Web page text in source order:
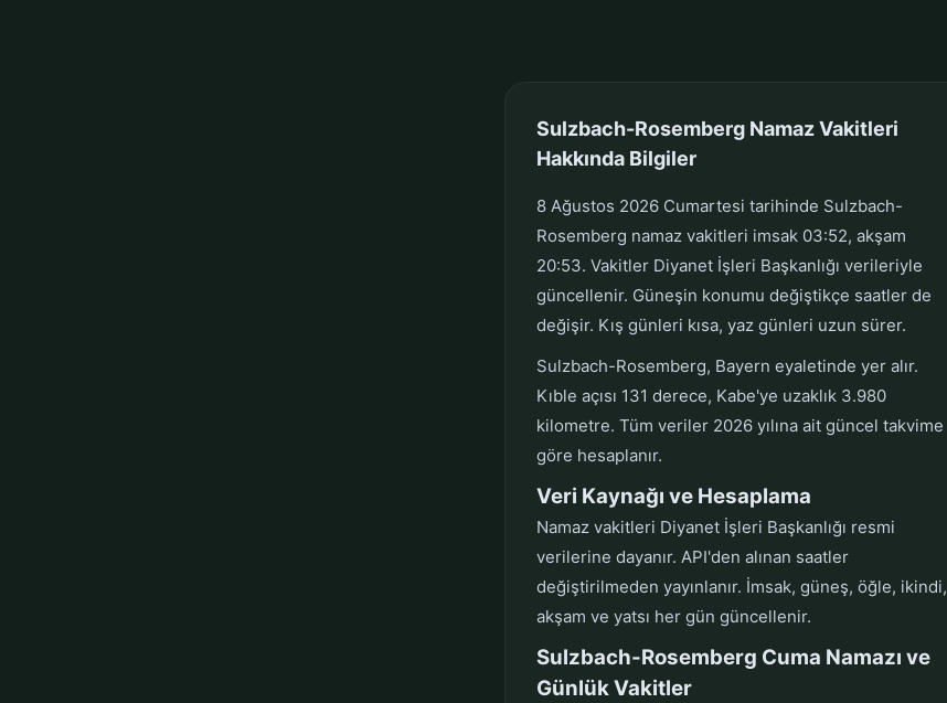
Sulzbach-Rosemberg Namaz Vakitleri
Hakkında Bilgiler
8 Ağustos 2026 Cumartesi tarihinde Sulzbach-
Rosemberg namaz vakitleri imsak 03:52, akşam
20:53. Vakitler Diyanet İşleri Başkanlığı verileriyle
güncellenir. Güneşin konumu değiştikçe saatler de
değişir. Kış günleri kısa, yaz günleri uzun sürer.
Sulzbach-Rosemberg, Bayern eyaletinde yer alır.
Kıble açısı 131 derece, Kabe'ye uzaklık 3.980
kilometre. Tüm veriler 2026 yılına ait güncel takvime
göre hesaplanır.
Veri Kaynağı ve Hesaplama
Namaz vakitleri Diyanet İşleri Başkanlığı resmi
verilerine dayanır. API'den alınan saatler
değiştirilmeden yayınlanır. İmsak, güneş, öğle, ikindi,
akşam ve yatsı her gün güncellenir.
Sulzbach-Rosemberg Cuma Namazı ve
Günlük Vakitler